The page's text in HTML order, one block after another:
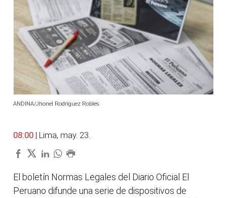
ANDINA/Jhonel Rodríguez Robles
08:00 | Lima, may. 23.
El boletín Normas Legales del Diario Oficial El
Peruano difunde una serie de dispositivos de